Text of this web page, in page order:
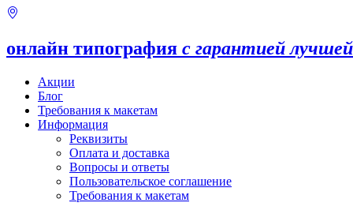
онлайн типография с гарантией
Акции
Блог
Требования к макетам
Информация
Реквизиты
Оплата и доставка
Вопросы и ответы
Пользовательское соглашение
Требования к макетам